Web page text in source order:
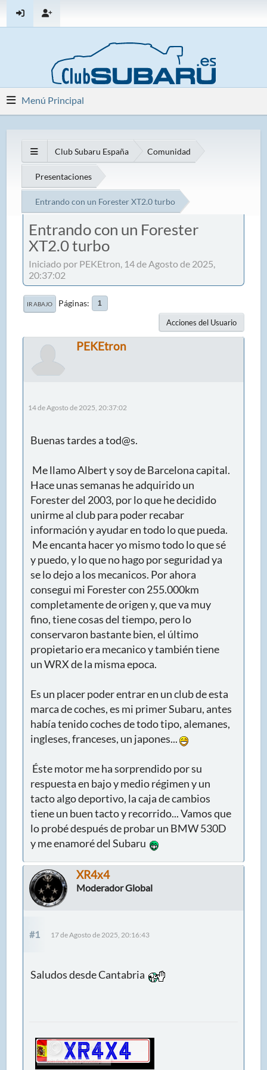
Menú Principal
Club Subaru España Comunidad
Presentaciones
Entrando con un Forester XT2.0 turbo
Entrando con un Forester
XT2.0 turbo
Iniciado por PEKEtron, 14 de Agosto de 2025,
20:37:02
IR ABAJO Páginas 1
Acciones del Usuario
PEKEtron
14 de Agosto de 2025, 20:37:02
Buenas tardes a tod@s.
Me llamo Albert y soy de Barcelona capital.
Hace unas semanas he adquirido un
Forester del 2003, por lo que he decidido
unirme al club para poder recabar
información y ayudar en todo lo que pueda.
Me encanta hacer yo mismo todo lo que sé
y puedo, y lo que no hago por seguridad ya
se lo dejo a los mecanicos. Por ahora
consegui mi Forester con 255.000km
completamente de origen y, que va muy
fino, tiene cosas del tiempo, pero lo
conservaron bastante bien, el último
propietario era mecanico y también tiene
un WRX de la misma epoca.
Es un placer poder entrar en un club de esta
marca de coches, es mi primer Subaru, antes
había tenido coches de todo tipo, alemanes,
ingleses, franceses, un japones...
Éste motor me ha sorprendido por su
respuesta en bajo y medio régimen y un
tacto algo deportivo, la caja de cambios
tiene un buen tacto y recorrido... Vamos que
lo probé después de probar un BMW 530D
y me enamoré del Subaru
XR4x4
Moderador Global
#1 17 de Agosto de 2025, 20:16:43
Saludos desde Cantabria